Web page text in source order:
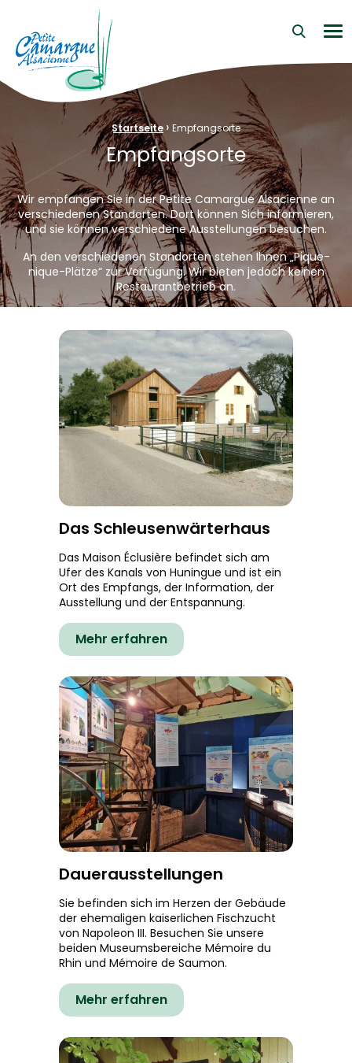
La Petite Camargue Alsacienne Réserve Naturelle au
Brotkrümelnavigation:Startseite › Empfangsorte
Empfangsorte
Wir empfangen Sie in der Petite Camargue Alsacienne an
verschiedenen Standorten. Dort können Sich informieren,
und sie können verschiedene Ausstellungen besuchen.
An den verschiedenen Standorten stehen Ihnen „Pique-
nique-Plätze“ zur Verfügung. Wir bieten jedoch keinen
Restaurantbetrieb an.
Das Schleusenwärterhaus
Das Maison Éclusière befindet sich am
Ufer des Kanals von Huningue und ist ein
Ort des Empfangs, der Information, der
Ausstellung und der Entspannung.
Mehr erfahren
Dauerausstellungen
Sie befinden sich im Herzen der Gebäude
der ehemaligen kaiserlichen Fischzucht
von Napoleon III. Besuchen Sie unsere
beiden Museumsbereiche Mémoire du
Rhin und Mémoire de Saumon.
Mehr erfahren